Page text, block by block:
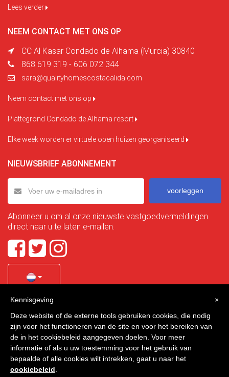
Lees verder
NEEM CONTACT MET ONS OP
CC Al Kasar Condado de Alhama (Murcia) 30840
868 619 319 - 606 072 344
sara@qualityhomescostacalida.com
Neem contact met ons op
Plattegrond Condado de Alhama resort
Elke week worden er virtuele open huizen georganiseerd
NIEUWSBRIEF ABONNEMENT
voorleggen
Abonneer u om al onze nieuwste vastgoedvermeldingen
direct naar u te laten e-mailen.
Quality Homes Costa Calida
is a registered trademark of
La Manga Holiday Home SL duly registered with CIF / tax
no. B-30750053 and address: Bella Luz 07-05, 30389 La
Manga Club, Cartagena, Murcia, Spain.
×
Kennisgeving
Deze website of de externe tools gebruiken cookies, die nodig
zijn voor het functioneren van de site en voor het bereiken van
de in het cookiebeleid aangegeven doelen. Voor meer
informatie of als u uw toestemming voor het gebruik van
bepaalde of alle cookies wilt intrekken, gaat u naar het
cookiebeleid